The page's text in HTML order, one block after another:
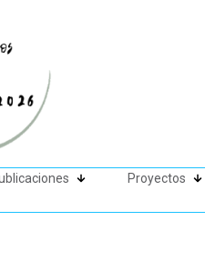
Proyectos